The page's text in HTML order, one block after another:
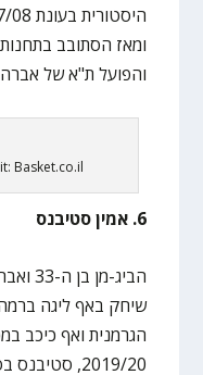
ומאז הסתובב
והפועל ת"א של אברהמי
Basket.co.il
6. אמין סטיבנס
שיחק באף ליגה
הגרמנית ואף כיכב
2019/20,